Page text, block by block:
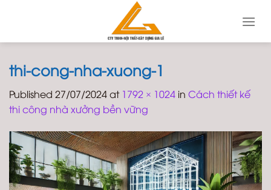
thi-cong-nha-xuong-1
Published 27/07/2024at 1792 × 1024 in Cách thiết kế
thi công nhà xưởng bền vững